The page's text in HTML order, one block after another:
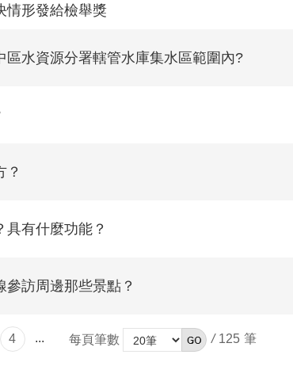
情形發給檢舉獎
區水資源分署轄管水庫集水區範圍內?
？
有什麼功能？
訪周邊那些景點？
4 ... 每頁筆數 / 125